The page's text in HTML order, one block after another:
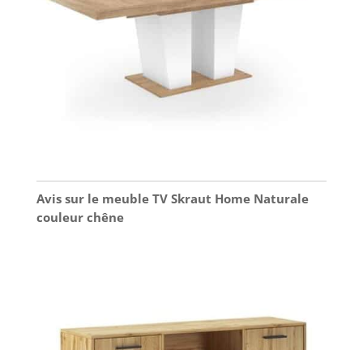
Avis sur le meuble TV Skraut Home Naturale
couleur chêne